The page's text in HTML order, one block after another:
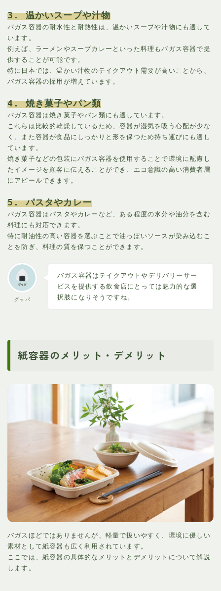
3. 温かいスープや汁物
バガス容器の耐水性と耐熱性は、温かいスープや汁物にも適して
います。
例えば、ラーメンやスープカレーといった料理もバガス容器で提
供することが可能です。
特に日本では、温かい汁物のテイクアウト需要が高いことから、
バガス容器の採用が増えています。
4. 焼き菓子やパン類
バガス容器は焼き菓子やパン類にも適しています。
これらは比較的乾燥しているため、容器が湿気を吸う心配が少な
く、また容器が食品にしっかりと形を保つため持ち運びにも適し
ています。
焼き菓子などの包装にバガス容器を使用することで環境に配慮し
たイメージを顧客に伝えることができ、エコ意識の高い消費者層
にアピールできます。
5. パスタやカレー
バガス容器はパスタやカレーなど、ある程度の水分や油分を含む
料理にも対応できます。
特に耐油性の高い容器を選ぶことで油っぽいソースが染み込むこ
とを防ぎ、料理の質を保つことができます。
グッパ
バガス容器はテイクアウトやデリバリーサー
ビスを提供する飲食店にとっては魅力的な選
択肢になりそうですね。
紙容器のメリット・デメリット
バガスほどではありませんが、軽量で扱いやすく、環境に優しい
素材として紙容器も広く利用されています。
ここでは、紙容器の具体的なメリットとデメリットについて解説
します。